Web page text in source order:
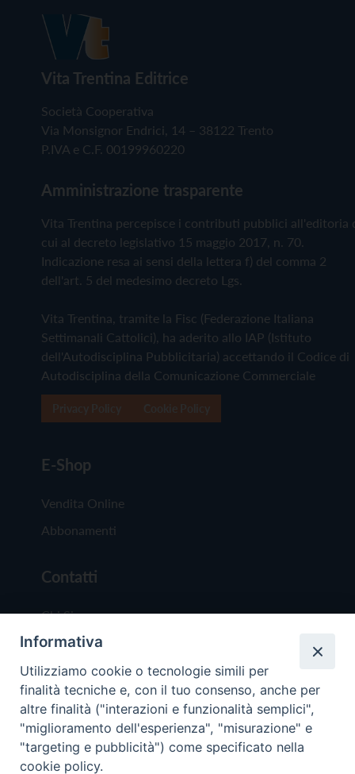
Vita Trentina Editrice
Società Cooperativa
Via Monsignor Endrici, 14 – 38122 Trento
P.IVA e C.F. 00199960220
Amministrazione trasparente
Vita Trentina percepisce i contributi pubblici all'editoria
cui al decreto legislativo 15 maggio 2017, n. 70.
Indicazione resa ai sensi della lettera f) del comma 2
dell'art. 5 del medesimo decreto Lgs.
Vita Trentina, tramite la Fisc (Federazione Italiana
Settimanali Cattolici), ha aderito allo IAP (Istituto
dell'Autodisciplina Pubblicitaria) accettando il Codice di
Autodisciplina della Comunicazione Commerciale
E-Shop
Vendita Online
Abbonamenti
Contatti
Chi Siamo
Redazione
Scrivici
Copyright © 2019 - Tutti i diritti riservati - Vita
Informativa
Utilizziamo cookie o tecnologie simili per
finalità tecniche e, con il tuo consenso, anche per
altre finalità ("interazioni e funzionalità semplici",
"miglioramento dell'esperienza", "misurazione" e
"targeting e pubblicità") come specificato nella
cookie policy.